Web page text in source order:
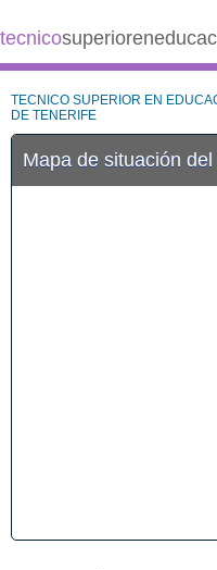
tecnico
TECNICO SUPERIOR EN
DE TENERIFE
Mapa de situación